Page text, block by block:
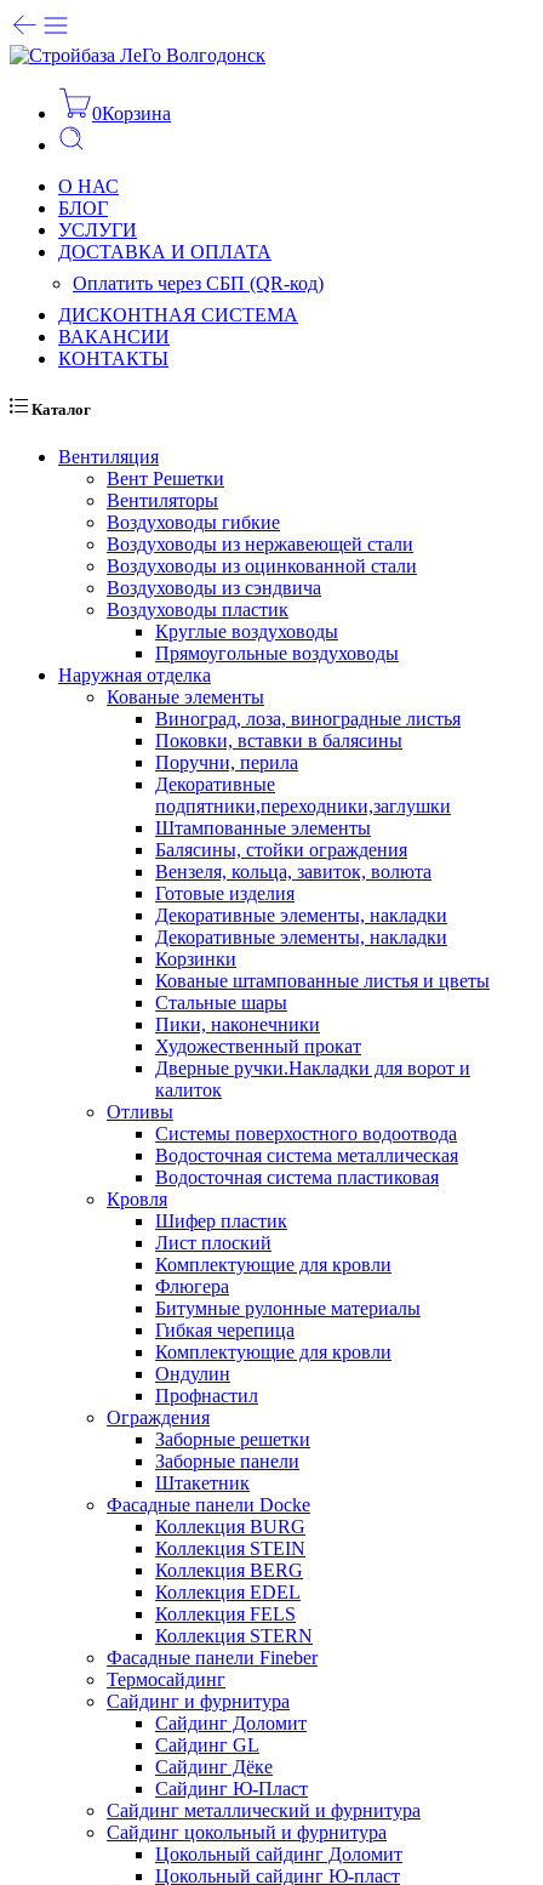
0Корзина
О НАС
БЛОГ
УСЛУГИ
ДОСТАВКА И ОПЛАТА
Оплатить через СБП (QR-код)
ДИСКОНТНАЯ СИСТЕМА
ВАКАНСИИ
КОНТАКТЫ
Каталог
Вентиляция
Вент Решетки
Вентиляторы
Воздуховоды гибкие
Воздуховоды из нержавеющей стали
Воздуховоды из оцинкованной стали
Воздуховоды из сэндвича
Воздуховоды пластик
Круглые воздуховоды
Прямоугольные воздуховоды
Наружная отделка
Кованые элементы
Виноград, лоза, виноградные листья
Поковки, вставки в балясины
Поручни, перила
Декоративные
подпятники,переходники,заглушки
Штампованные элементы
Балясины, стойки ограждения
Вензеля, кольца, завиток, волюта
Готовые изделия
Декоративные элементы, накладки
Декоративные элементы, накладки
Корзинки
Кованые штампованные листья и цветы
Стальные шары
Пики, наконечники
Художественный прокат
Дверные ручки.Накладки для ворот и
калиток
Отливы
Системы поверхостного водоотвода
Водосточная система металлическая
Водосточная система пластиковая
Кровля
Шифер пластик
Лист плоский
Комплектующие для кровли
Флюгера
Битумные рулонные материалы
Гибкая черепица
Комплектующие для кровли
Ондулин
Профнастил
Ограждения
Заборные решетки
Заборные панели
Штакетник
Фасадные панели Docke
Коллекция BURG
Коллекция STEIN
Коллекция BERG
Коллекция EDEL
Коллекция FELS
Коллекция STERN
Фасадные панели Fineber
Термосайдинг
Сайдинг и фурнитура
Сайдинг Доломит
Сайдинг GL
Сайдинг Дёке
Сайдинг Ю-Пласт
Сайдинг металлический и фурнитура
Сайдинг цокольный и фурнитура
Цокольный сайдинг Доломит
Цокольный сайдинг Ю-пласт